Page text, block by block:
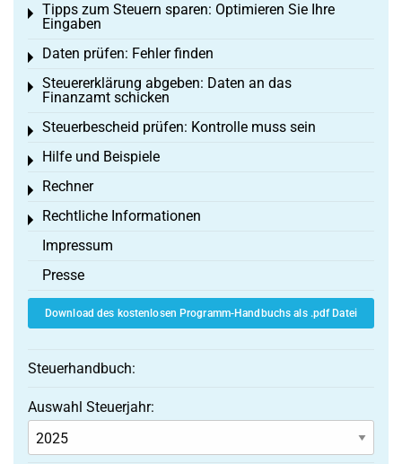
Tipps zum Steuern sparen: Optimieren Sie Ihre
Eingaben
Toggle menu
Daten prüfen: Fehler finden
Toggle menu
Steuererklärung abgeben: Daten an das
Finanzamt schicken
Toggle menu
Steuerbescheid prüfen: Kontrolle muss sein
Toggle menu
Hilfe und Beispiele
Toggle menu
Rechner
Toggle menu
Rechtliche Informationen
Toggle menu
Impressum
Presse
Download des kostenlosen Programm-Handbuchs als .pdf Datei
Steuerhandbuch:
Auswahl Steuerjahr: